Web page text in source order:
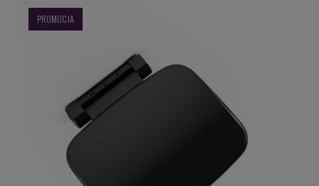
PROMOCJA